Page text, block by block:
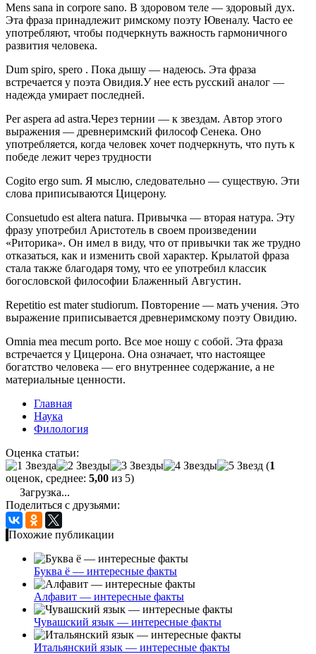
Mens sana in corpore sano. В здоровом теле — здоровый дух.
Эта фраза принадлежит римскому поэту Ювеналу. Часто ее
употребляют, чтобы подчеркнуть важность гармоничного
развития человека.
Dum spiro, spero . Пока дышу — надеюсь. Эта фраза
встречается у поэта Овидия.У нее есть русский аналог —
надежда умирает последней.
Per aspera ad astra.Через тернии — к звездам. Автор этого
выражения — древнеримский философ Сенека. Оно
употребляется, когда человек хочет подчеркнуть, что путь к
победе лежит через трудности
Cogito ergo sum. Я мыслю, следовательно — существую. Эти
слова приписываются Цицерону.
Consuetudo est altera natura. Привычка — вторая натура. Эту
фразу употребил Аристотель в своем произведении
«Риторика». Он имел в виду, что от привычки так же трудно
отказаться, как и изменить свой характер. Крылатой фраза
стала также благодаря тому, что ее употребил классик
богословской философии Блаженный Августин.
Repetitio est mater studiorum. Повторение — мать учения. Это
выражение приписывается древнеримскому поэту Овидию.
Omnia mea mecum porto. Все мое ношу с собой. Эта фраза
встречается у Цицерона. Она означает, что настоящее
богатство человека — его внутреннее содержание, а не
материальные ценности.
Главная
Наука
Филология
Оценка статьи:
(1
оценок, среднее: 5,00 из 5)
Загрузка...
Поделиться с друзьями:
Похожие публикации
Буква ё — интересные факты
Алфавит — интересные факты
Чувашский язык — интересные факты
Итальянский язык — интересные факты